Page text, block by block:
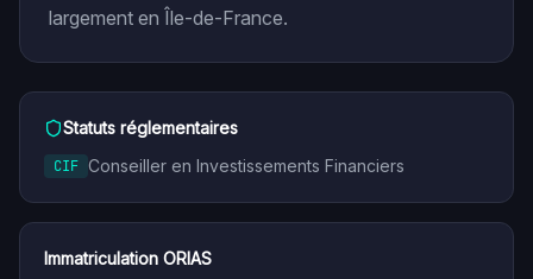
largement en Île-de-France.
Statuts réglementaires
CIF Conseiller en Investissements Financiers
Immatriculation ORIAS